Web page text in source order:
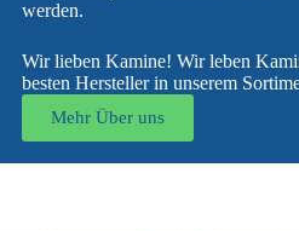
werden.
Wir lieben Kamine! Wir leben
besten Hersteller in unserem
Mehr Über uns